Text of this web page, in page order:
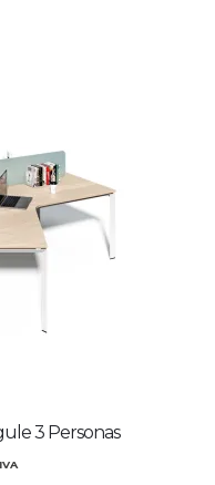
3 Personas